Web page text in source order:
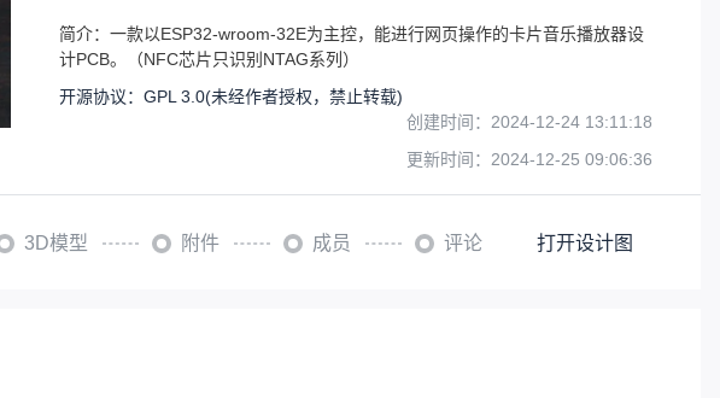
简介： 一款以ESP32-wroom-32E为主控，能进行网页操作的卡片音乐播放器设
计PCB。（NFC芯片只识别NTAG系列）
开源协议： GPL 3.0(未经作者授权，禁止转载)
创建时间： 2024-12-24 13:11:18
更新时间： 2024-12-25 09:06:36
3D模型 附件 成员 评论 打开设计图